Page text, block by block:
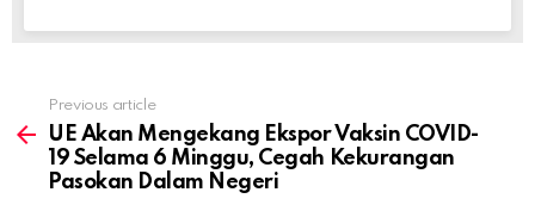
more
Previous article
UE Akan Mengekang Ekspor Vaksin COVID-
19 Selama 6 Minggu, Cegah Kekurangan
Pasokan Dalam Negeri